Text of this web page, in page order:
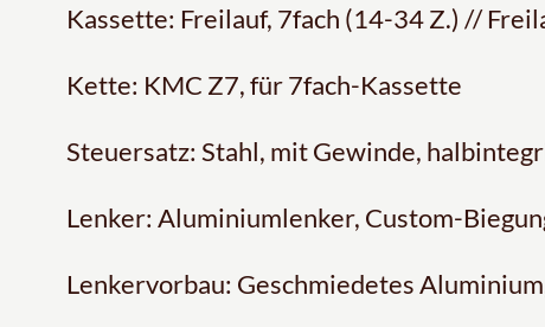
Kassette: Freilauf, 7fach (14-34 Z.) //
Kette: KMC Z7, für 7fach-Kassette
Steuersatz: Stahl, mit Gewinde,
Lenker: Aluminiumlenker, Custom-
Lenkervorbau: Geschmiedetes